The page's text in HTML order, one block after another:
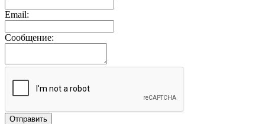
Email:
Сообщение: